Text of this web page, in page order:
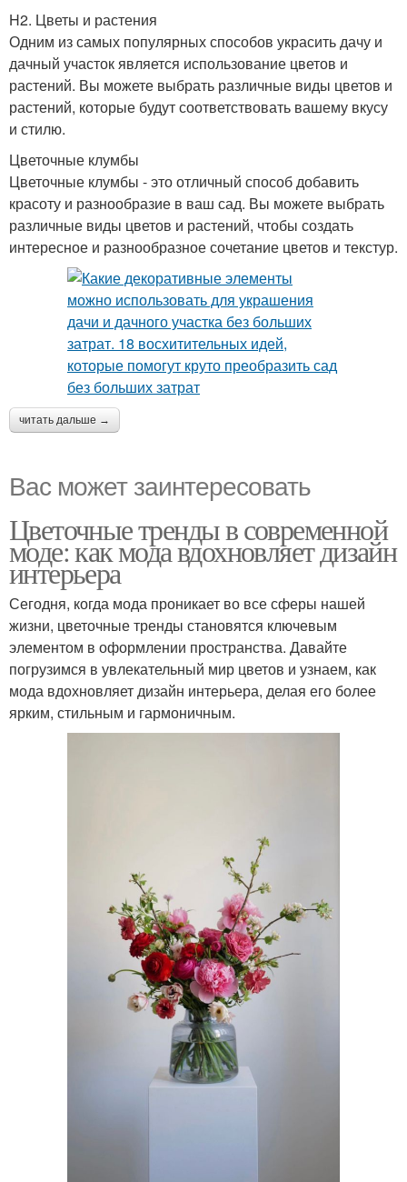
H2. Цветы и растения
Одним из самых популярных способов украсить дачу и
дачный участок является использование цветов и
растений. Вы можете выбрать различные виды цветов и
растений, которые будут соответствовать вашему вкусу
и стилю.
Цветочные клумбы
Цветочные клумбы - это отличный способ добавить
красоту и разнообразие в ваш сад. Вы можете выбрать
различные виды цветов и растений, чтобы создать
интересное и разнообразное сочетание цветов и текстур.
читать дальше →
Вас может заинтересовать
Цветочные тренды в современной
моде: как мода вдохновляет дизайн
интерьера
Сегодня, когда мода проникает во все сферы нашей
жизни, цветочные тренды становятся ключевым
элементом в оформлении пространства. Давайте
погрузимся в увлекательный мир цветов и узнаем, как
мода вдохновляет дизайн интерьера, делая его более
ярким, стильным и гармоничным.